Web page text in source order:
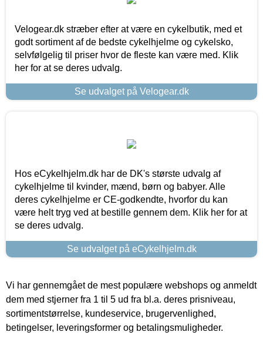
Velogear.dk stræber efter at være en cykelbutik, med et
godt sortiment af de bedste cykelhjelme og cykelsko,
selvfølgelig til priser hvor de fleste kan være med. Klik
her for at se deres udvalg.
Se udvalget på Velogear.dk
Hos eCykelhjelm.dk har de DK's største udvalg af
cykelhjelme til kvinder, mænd, børn og babyer. Alle
deres cykelhjelme er CE-godkendte, hvorfor du kan
være helt tryg ved at bestille gennem dem. Klik her for at
se deres udvalg.
Se udvalget på eCykelhjelm.dk
Vi har gennemgået de mest populære webshops og anmeldt
dem med stjerner fra 1 til 5 ud fra bl.a. deres prisniveau,
sortimentstørrelse, kundeservice, brugervenlighed,
betingelser, leveringsformer og betalingsmuligheder.